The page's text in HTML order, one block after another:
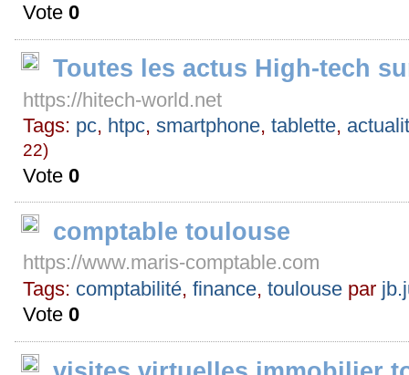
Vote0
Toutes les actus High-tech
https://hitech-world.net
Tags: pc, htpc,smartphone,tablette,
22)
Vote0
comptable toulouse
https://www.maris-comptable.com
Tags: comptabilité,finance,toulouse par
Vote0